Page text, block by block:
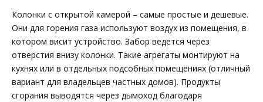
Колонки с открытой камерой – самые простые и дешевые.
Они для горения газа используют воздух из помещения, в
котором висит устройство. Забор ведется через
отверстия внизу колонки. Такие агрегаты монтируют на
кухнях или в отдельных подсобных помещениях (отличный
вариант для владельцев частных домов). Продукты
сгорания выводятся через дымоход благодаря